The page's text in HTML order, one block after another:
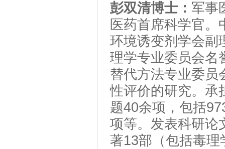
彭双清博士： 军事
医药首席科学官
环境诱变剂学会副
理学专业委员会名
替代方法专业委员
性评价的研究。承
题40余项，包括
项等。发表科研论
著13部（包括毒理